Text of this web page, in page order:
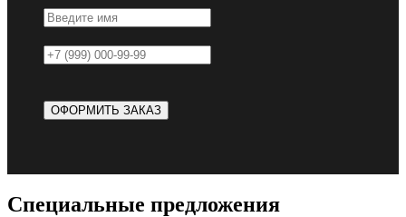
Специальные предложения